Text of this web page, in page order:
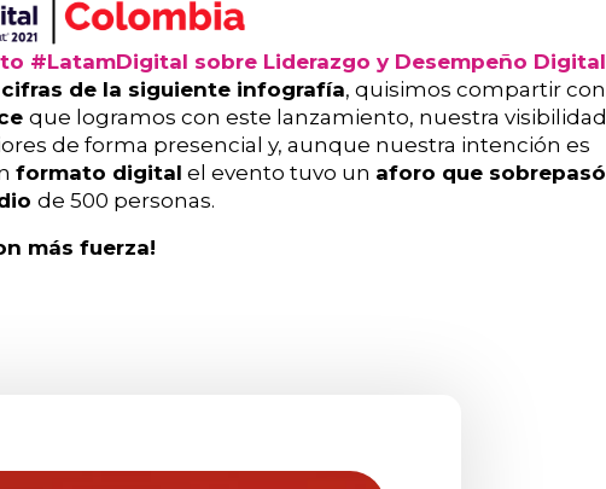
#LatamDigital sobre Liderazgo y Desempeño Digital
cifras de la siguiente infografía, quisimos compartir con
que logramos con este lanzamiento, nuestra visibilidad
de forma presencial y, aunque nuestra intención es
formato digital el evento tuvo un aforo que sobrepasó
de 500 personas.
más fuerza!